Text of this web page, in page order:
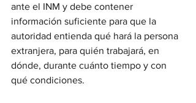
ante el INM y debe contener
información suficiente para que la
autoridad entienda qué hará la persona
extranjera, para quién trabajará, en
dónde, durante cuánto tiempo y con
qué condiciones.